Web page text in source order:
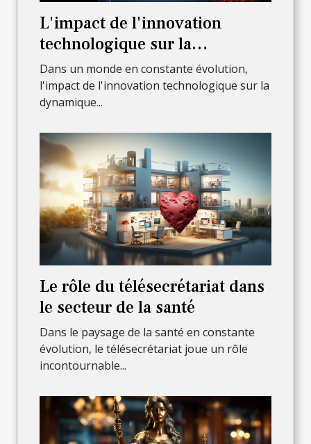
L'impact de l'innovation
technologique sur la
dynamique de l'entreprise
Dans un monde en constante évolution,
l'impact de l'innovation technologique sur la
dynamique...
Le rôle du télésecrétariat dans
le secteur de la santé
Dans le paysage de la santé en constante
évolution, le télésecrétariat joue un rôle
incontournable...